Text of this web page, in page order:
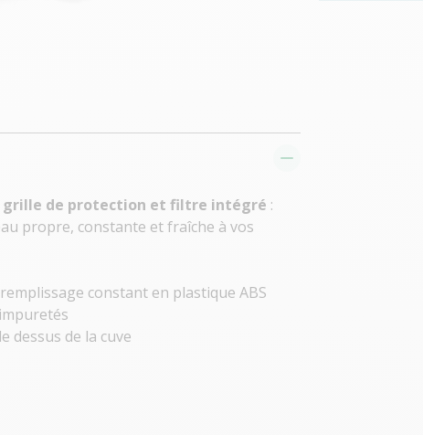
de protection et filtre intégré :
propre, constante et fraîche à vos
constant en plastique ABS
dessus de la cuve